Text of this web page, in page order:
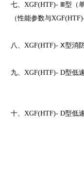
七、XGF(HTF)- Ⅲ型（
（性能参数与
八、XGF(HTF)- Ⅹ型消
九、XGF(HTF)- D型低
十、XGF(HTF)- D型低